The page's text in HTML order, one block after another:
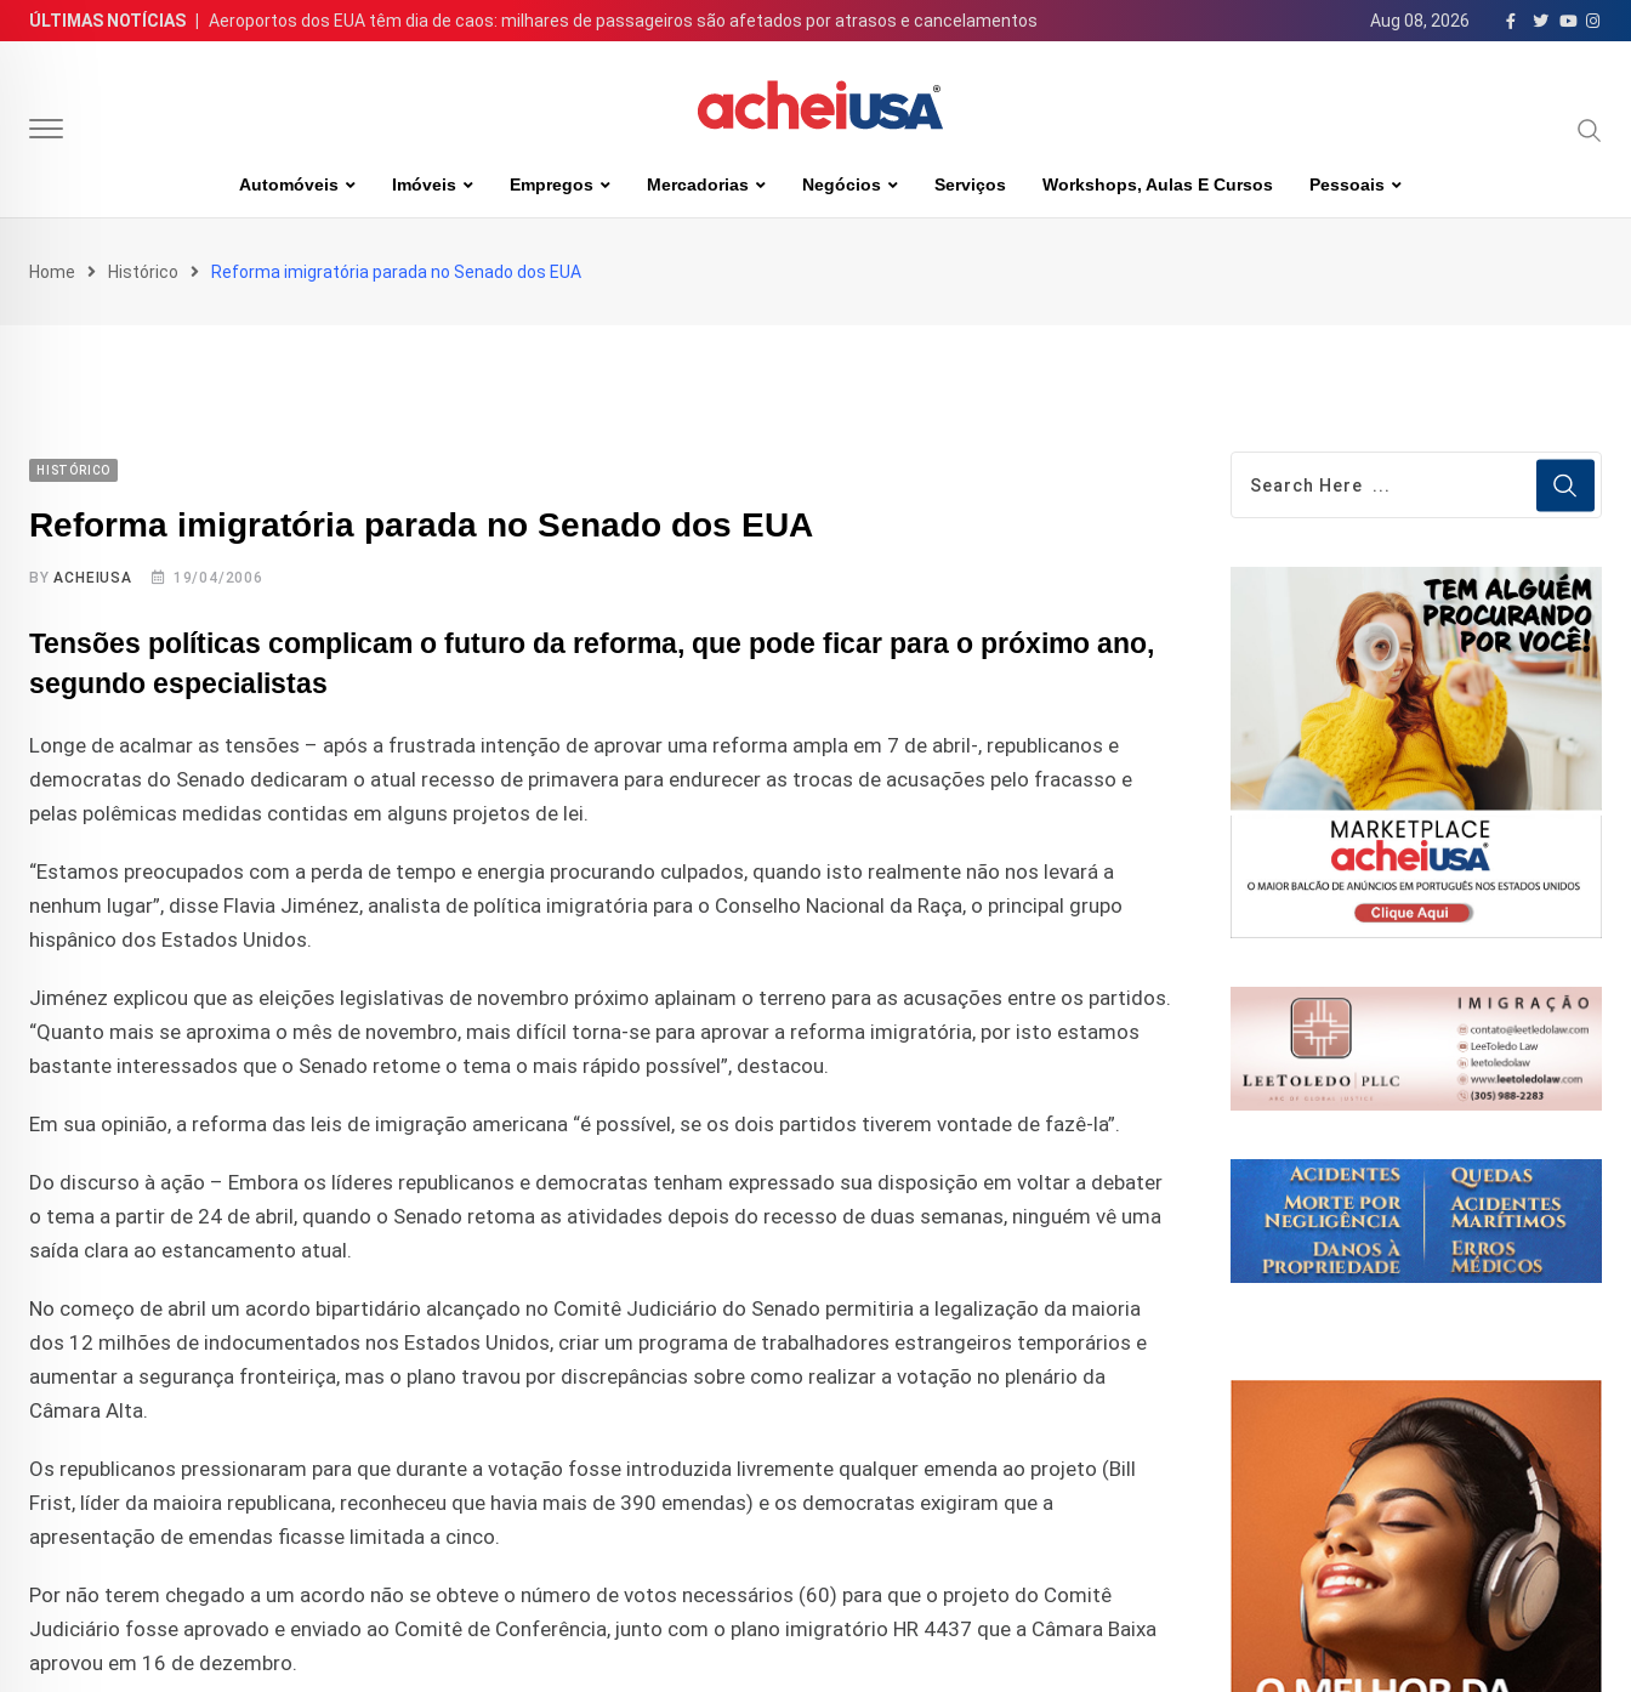
Skip
to
ÚLTIMAS NOTÍCIAS Aeroportos dos EUA têm dia de caos: milhares de passageiros são afetados por atrasos e cancelamentos Aug 08, 2026
Automóveis Imóveis Empregos Mercadorias Negócios Serviços Workshops, Aulas E Cursos Pessoais
Home Histórico Reforma imigratória parada no Senado dos EUA
HISTÓRICO
Reforma imigratória parada no Senado dos EUA
BYACHEIUSA 19/04/2006
Tensões políticas complicam o futuro da reforma, que pode ficar para o próximo ano,
segundo especialistas
Longe de acalmar as tensões – após a frustrada intenção de aprovar uma reforma ampla em 7 de abril-, republicanos e
democratas do Senado dedicaram o atual recesso de primavera para endurecer as trocas de acusações pelo fracasso e
pelas polêmicas medidas contidas em alguns projetos de lei.
“Estamos preocupados com a perda de tempo e energia procurando culpados, quando isto realmente não nos levará a
nenhum lugar”, disse Flavia Jiménez, analista de política imigratória para o Conselho Nacional da Raça, o principal grupo
hispânico dos Estados Unidos.
Jiménez explicou que as eleições legislativas de novembro próximo aplainam o terreno para as acusações entre os partidos.
“Quanto mais se aproxima o mês de novembro, mais difícil torna-se para aprovar a reforma imigratória, por isto estamos
bastante interessados que o Senado retome o tema o mais rápido possível”, destacou.
Em sua opinião, a reforma das leis de imigração americana “é possível, se os dois partidos tiverem vontade de fazê-la”.
Do discurso à ação – Embora os líderes republicanos e democratas tenham expressado sua disposição em voltar a debater
o tema a partir de 24 de abril, quando o Senado retoma as atividades depois do recesso de duas semanas, ninguém vê uma
saída clara ao estancamento atual.
No começo de abril um acordo bipartidário alcançado no Comitê Judiciário do Senado permitiria a legalização da maioria
dos 12 milhões de indocumentados nos Estados Unidos, criar um programa de trabalhadores estrangeiros temporários e
aumentar a segurança fronteiriça, mas o plano travou por discrepâncias sobre como realizar a votação no plenário da
Câmara Alta.
Os republicanos pressionaram para que durante a votação fosse introduzida livremente qualquer emenda ao projeto (Bill
Frist, líder da maioira republicana, reconheceu que havia mais de 390 emendas) e os democratas exigiram que a
apresentação de emendas ficasse limitada a cinco.
Por não terem chegado a um acordo não se obteve o número de votos necessários (60) para que o projeto do Comitê
Judiciário fosse aprovado e enviado ao Comitê de Conferência, junto com o plano imigratório HR 4437 que a Câmara Baixa
aprovou em 16 de dezembro.